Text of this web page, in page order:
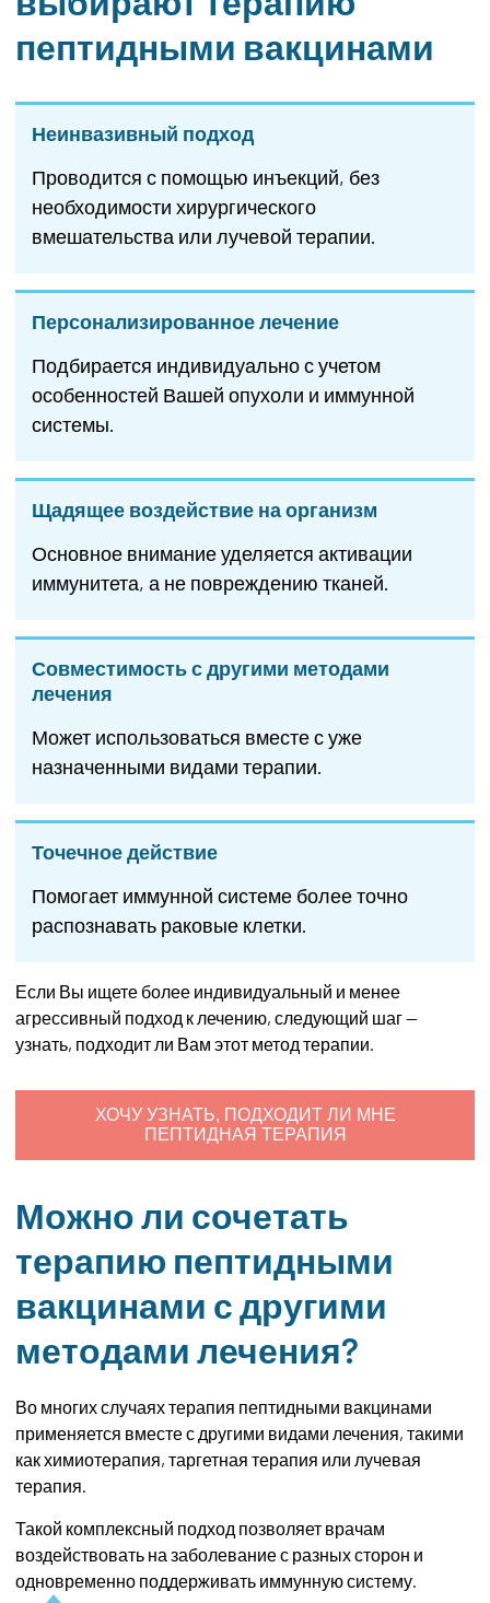
пептидными вакцинами
Неинвазивный подход
Проводится с помощью инъекций, без
необходимости хирургического
вмешательства или лучевой терапии.
Персонализированное лечение
Подбирается индивидуально с учетом
особенностей Вашей опухоли и иммунной
системы.
Щадящее воздействие на организм
Основное внимание уделяется активации
иммунитета, а не повреждению тканей.
Совместимость с другими методами
лечения
Может использоваться вместе с уже
назначенными видами терапии.
Точечное действие
Помогает иммунной системе более точно
распознавать раковые клетки.
Если Вы ищете более индивидуальный и менее
агрессивный подход к лечению, следующий шаг —
узнать, подходит ли Вам этот метод терапии.
ХОЧУ УЗНАТЬ, ПОДХОДИТ ЛИ МНЕ
ПЕПТИДНАЯ ТЕРАПИЯ
Можно ли сочетать
терапию пептидными
вакцинами с другими
методами лечения?
Во многих случаях терапия пептидными вакцинами
применяется вместе с другими видами лечения, такими
как химиотерапия, таргетная терапия или лучевая
терапия.
Такой комплексный подход позволяет врачам
воздействовать на заболевание с разных сторон и
одновременно поддерживать иммунную систему.